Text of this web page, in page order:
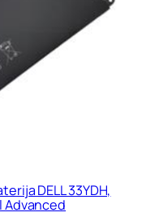
DELL 33YDH,
Advanced